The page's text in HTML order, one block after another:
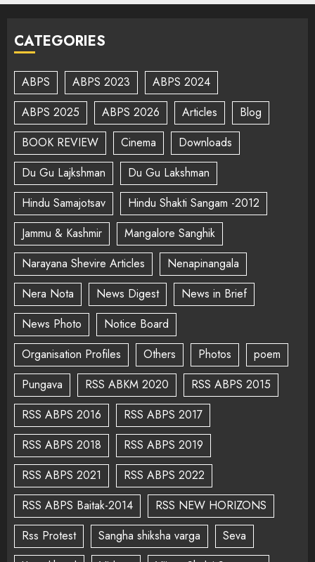
CATEGORIES
ABPS ABPS 2023
ABPS 2024
ABPS 2025
ABPS 2026 Articles
Blog
BOOK REVIEW
Cinema
Downloads
Du Gu Lajkshman
Du Gu Lakshman
Hindu Samajotsav
Hindu Shakti Sangam -2012
Jammu & Kashmir
Mangalore Sanghik
Narayana Shevire Articles
Nenapinangala
Nera Nota
News Digest
News in Brief
News Photo
Notice Board
Organisation Profiles
Others Photos
poem
Pungava
RSS ABKM 2020
RSS ABPS 2015
RSS ABPS 2016
RSS ABPS 2017
RSS ABPS 2018
RSS ABPS 2019
RSS ABPS 2021
RSS ABPS 2022
RSS ABPS Baitak-2014
RSS NEW HORIZONS
Rss Protest
Sangha shiksha varga
Seva